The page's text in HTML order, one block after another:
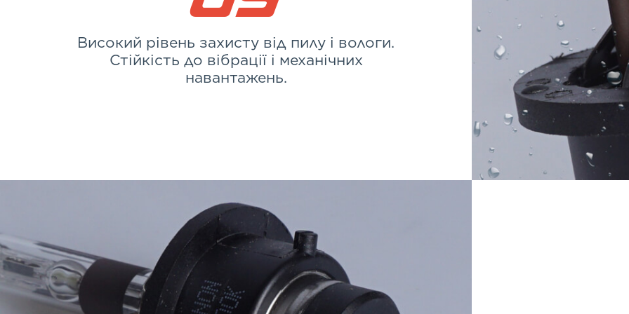
Високий рівень захисту від пилу і вологи.
Стійкість до вібрації і механічних
навантажень.